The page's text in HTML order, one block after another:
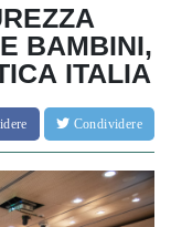
BAMBINI,
ITALIA
Condividere